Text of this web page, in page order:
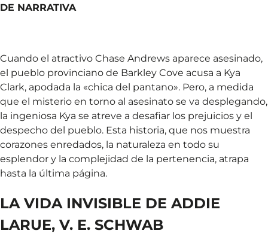
DE NARRATIVA
Cuando el atractivo Chase Andrews aparece asesinado,
el pueblo provinciano de Barkley Cove acusa a Kya
Clark, apodada la «chica del pantano». Pero, a medida
que el misterio en torno al asesinato se va desplegando,
la ingeniosa Kya se atreve a desafiar los prejuicios y el
despecho del pueblo. Esta historia, que nos muestra
corazones enredados, la naturaleza en todo su
esplendor y la complejidad de la pertenencia, atrapa
hasta la última página.
LA VIDA INVISIBLE DE ADDIE
LARUE, V. E. SCHWAB